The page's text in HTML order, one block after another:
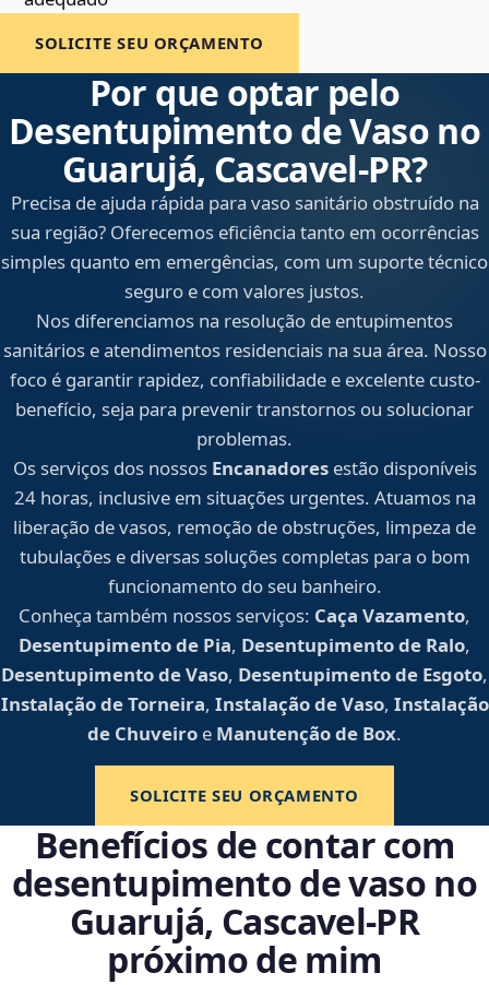
SOLICITE SEU ORÇAMENTO
Por que optar pelo
Desentupimento de Vaso no
Guarujá, Cascavel‑PR?
Precisa de ajuda rápida para vaso sanitário obstruído na
sua região? Oferecemos eficiência tanto em ocorrências
simples quanto em emergências, com um suporte técnico
seguro e com valores justos.
Nos diferenciamos na resolução de entupimentos
sanitários e atendimentos residenciais na sua área. Nosso
foco é garantir rapidez, confiabilidade e excelente custo-
benefício, seja para prevenir transtornos ou solucionar
problemas.
Os serviços dos nossos Encanadoresestão disponíveis
24 horas, inclusive em situações urgentes. Atuamos na
liberação de vasos, remoção de obstruções, limpeza de
tubulações e diversas soluções completas para o bom
funcionamento do seu banheiro.
Conheça também nossos serviços: Caça Vazamento,
Desentupimento de Pia, Desentupimento de Ralo,
Desentupimento de Vaso, Desentupimento de Esgoto,
Instalação de Torneira, Instalação de Vaso, Instalação
de Chuveiro e Manutenção de Box.
SOLICITE SEU ORÇAMENTO
Benefícios de contar com
desentupimento de vaso no
Guarujá, Cascavel‑PR
próximo de mim